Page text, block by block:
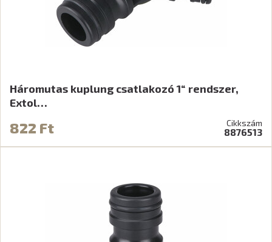
Háromutas kuplung csatlakozó 1“ rendszer,
Extol…
822 Ft Cikkszám
8876513